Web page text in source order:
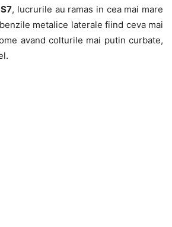
, lucrurile au ramas in cea mai mare
metalice laterale fiind ceva mai
avand colturile mai putin curbate,